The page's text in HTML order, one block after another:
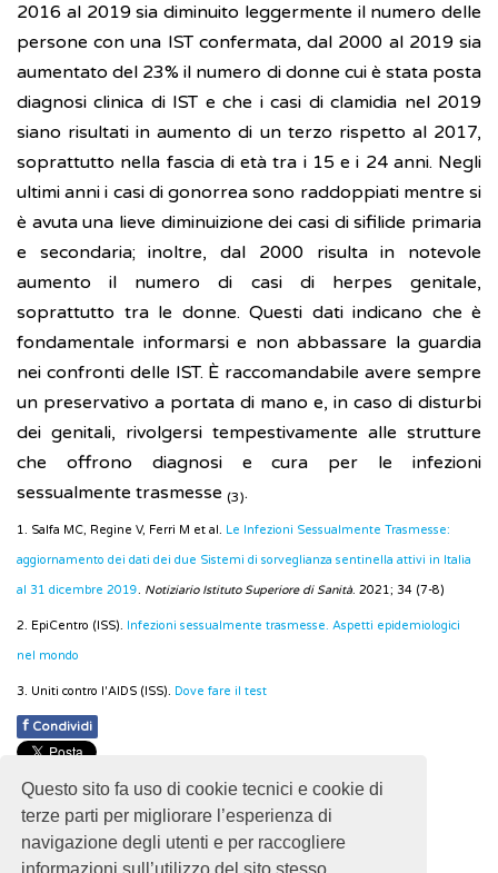
Questo sito fa uso di cookie tecnici e cookie di
terze parti per migliorare l’esperienza di
navigazione degli utenti e per raccogliere
informazioni sull’utilizzo del sito stesso.
2016 al 2019 sia diminuito leggermente il numero delle
persone con una IST confermata, dal 2000 al 2019 sia
aumentato del 23% il numero di donne cui è stata posta
diagnosi clinica di IST e che i casi di clamidia nel 2019
siano risultati in aumento di un terzo rispetto al 2017,
soprattutto nella fascia di età tra i 15 e i 24 anni. Negli
ultimi anni i casi di gonorrea sono raddoppiati mentre si
è avuta una lieve diminuizione dei casi di sifilide primaria
e secondaria; inoltre, dal 2000 risulta in notevole
aumento il numero di casi di herpes genitale,
soprattutto tra le donne. Questi dati indicano che è
fondamentale informarsi e non abbassare la guardia
nei confronti delle IST. È raccomandabile avere sempre
un preservativo a portata di mano e, in caso di disturbi
dei genitali, rivolgersi tempestivamente alle strutture
che offrono diagnosi e cura per le infezioni
sessualmente trasmesse (3).
1. Salfa MC, Regine V, Ferri M et al. Le Infezioni Sessualmente Trasmesse:
aggiornamento dei dati dei due Sistemi di sorveglianza sentinella attivi in Italia
al 31 dicembre 2019. Notiziario Istituto Superiore di Sanità. 2021; 34 (7-8)
2. EpiCentro (ISS). Infezioni sessualmente trasmesse. Aspetti epidemiologici
nel mondo
3. Uniti contro l'AIDS (ISS). Dove fare il test
f Condividi
Pubblicato: 28 Febbraio 2018
- Ultimo aggiornamento: 28 Dicembre 2021